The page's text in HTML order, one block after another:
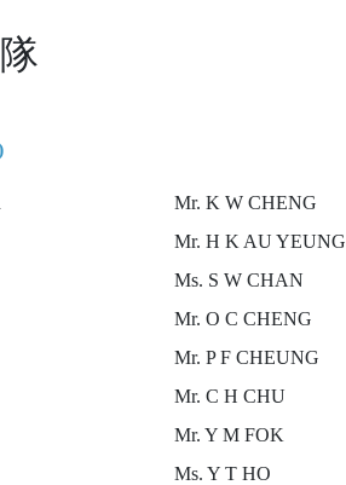
Mr. K W CHENG
Mr. H K AU YEUNG
Ms. S W CHAN
Mr. O C CHENG
Mr. P F CHEUNG
Mr. C H CHU
Mr. Y M FOK
Ms. Y T HO